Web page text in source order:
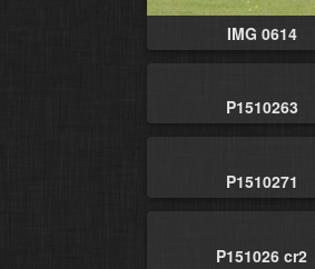
IMG 0614
P1510263
P1510271
P151026 cr2